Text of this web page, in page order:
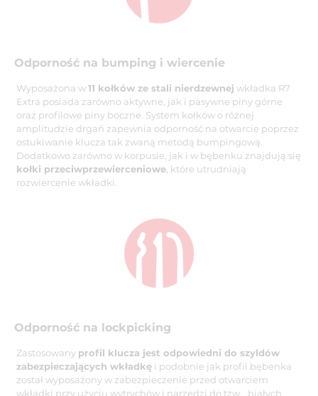
Odporność na bumping i wiercenie
Wyposażona w11 kołków ze stali nierdzewnej wkładka R7
Extra posiada zarówno aktywne, jak i pasywne piny górne
oraz profilowe piny boczne. System kołków o różnej
amplitudzie drgań zapewnia odporność na otwarcie poprzez
ostukiwanie klucza tak zwaną metodą bumpingową.
Dodatkowo zarówno w korpusie, jak i w bębenku znajdują się
kołki przeciwprzewierceniowe, które utrudniają
rozwiercenie wkładki.
Odporność na lockpicking
Zastosowany profil klucza jest odpowiedni do szyldów
zabezpieczających wkładkę i podobnie jak profil bębenka
został wyposażony w zabezpieczenie przed otwarciem
wkładki przy użyciu wytrychów i narzędzi do tzw. „białych